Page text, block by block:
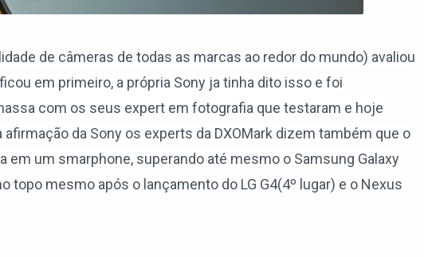
de câmeras de todas as marcas ao redor do mundo) avaliou
em primeiro, a própria Sony ja tinha dito isso e foi
com os seus expert em fotografia que testaram e hoje
da Sony os experts da DXOMark dizem também que o
em um smarphone, superando até mesmo o Samsung Galaxy
topo mesmo após o lançamento do LG G4(4º lugar) e o Nexus